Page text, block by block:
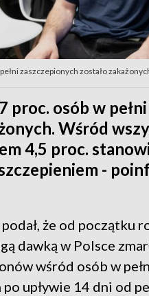
zaszczepionych zostało
proc. osób w
Wśród
4,5 proc.
-
że od początku
dawką w Polsce
wśród osób w
upływie 14 dni od